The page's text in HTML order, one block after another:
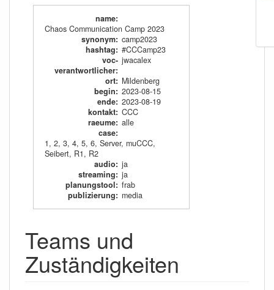
name:
Chaos Communication Camp 2023
synonym: camp2023
hashtag: #CCCamp23
voc-
verantwortlicher:
jwacalex
ort: Mildenberg
begin: 2023-08-15
ende: 2023-08-19
kontakt: CCC
raeume: alle
case:
1,2,3,4,5,6,Server, muCCC,
Seibert, R1, R2
audio: ja
streaming: ja
planungstool: frab
publizierung: media
Teams und
Zuständigkeiten